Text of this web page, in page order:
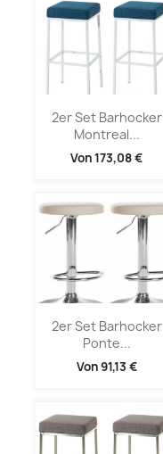
2er Set Barhocker
Montreal...
Von173,08 €
2er Set Barhocker
Ponte...
Von91,13 €